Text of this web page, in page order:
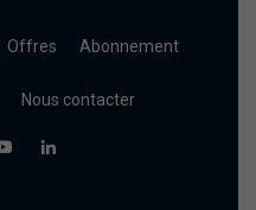
Offres Abonnement
Nous contacter